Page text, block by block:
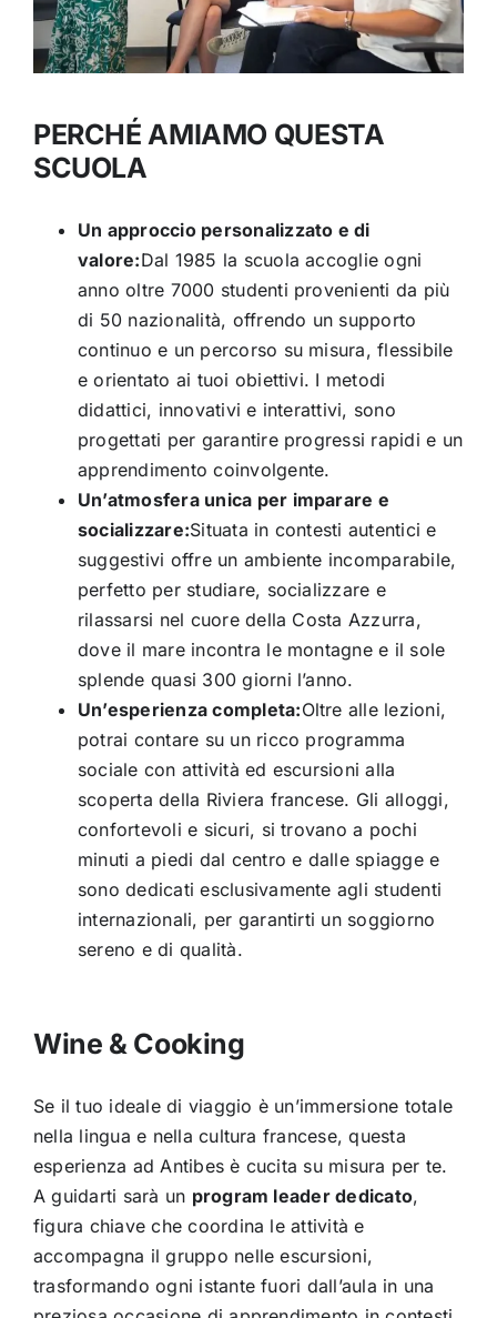
PERCHÉ AMIAMO QUESTA
SCUOLA
Un approccio personalizzato e di
valore:Dal 1985 la scuola accoglie ogni
anno oltre 7000 studenti provenienti da più
di 50 nazionalità, offrendo un supporto
continuo e un percorso su misura, flessibile
e orientato ai tuoi obiettivi. I metodi
didattici, innovativi e interattivi, sono
progettati per garantire progressi rapidi e un
apprendimento coinvolgente.
Un’atmosfera unica per imparare e
socializzare:Situata in contesti autentici e
suggestivi offre un ambiente incomparabile,
perfetto per studiare, socializzare e
rilassarsi nel cuore della Costa Azzurra,
dove il mare incontra le montagne e il sole
splende quasi 300 giorni l’anno.
Un’esperienza completa:Oltre alle lezioni,
potrai contare su un ricco programma
sociale con attività ed escursioni alla
scoperta della Riviera francese. Gli alloggi,
confortevoli e sicuri, si trovano a pochi
minuti a piedi dal centro e dalle spiagge e
sono dedicati esclusivamente agli studenti
internazionali, per garantirti un soggiorno
sereno e di qualità.
Wine & Cooking
Se il tuo ideale di viaggio è un’immersione totale
nella lingua e nella cultura francese, questa
esperienza ad Antibes è cucita su misura per te.
A guidarti sarà un program leader dedicato,
figura chiave che coordina le attività e
accompagna il gruppo nelle escursioni,
trasformando ogni istante fuori dall’aula in una